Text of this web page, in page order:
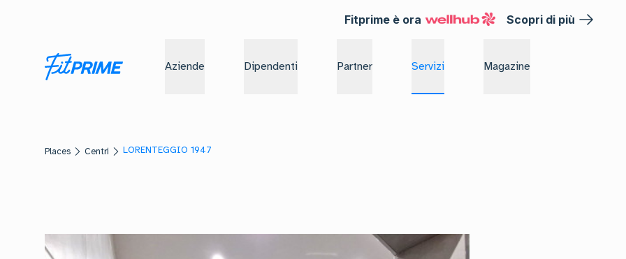
Fitprime è ora Scopri di più
Aziende Dipendenti Partner Servizi Magazine
Places Centri LORENTEGGIO 1947